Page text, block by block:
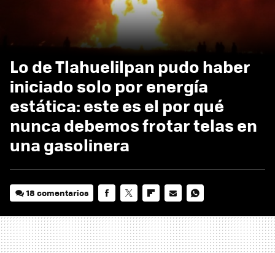
Lo de Tlahuelilpan pudo haber
iniciado solo por energía
estática: este es el por qué
nunca debemos frotar telas en
una gasolinera
18 comentarios
MAIL